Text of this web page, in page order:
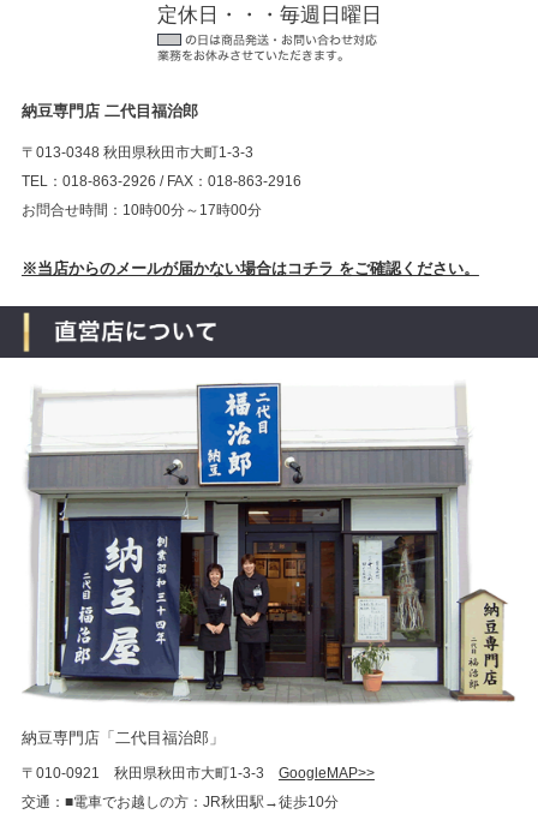
定休日・・・毎週日曜日
納豆専門店 二代目福治郎
〒013-0348 秋田県秋田市大町1-3-3
TEL：018-863-2926 / FAX：018-863-2916
お問合せ時間：10時00分～17時00分
※当店からのメールが届かない場合はコチラ をご確認ください。
納豆専門店「二代目福治郎」
〒010-0921 秋田県秋田市大町1-3-3 GoogleMAP>>
交通：■電車でお越しの方：JR秋田駅→徒歩10分